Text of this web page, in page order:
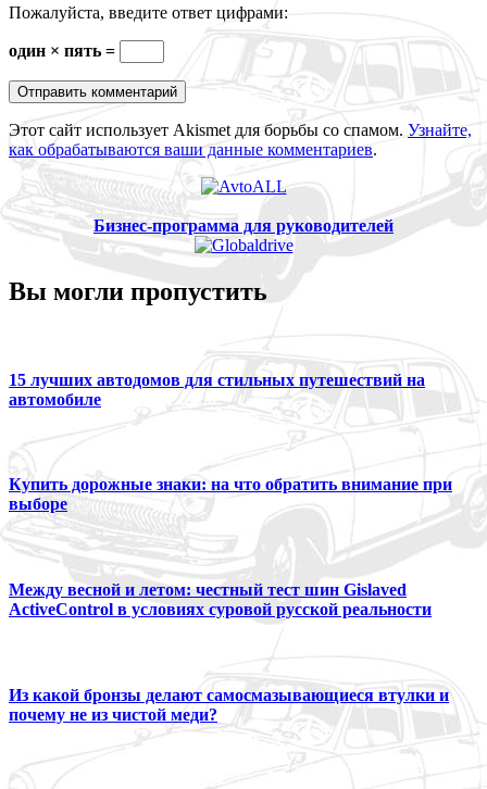
Пожалуйста, введите ответ цифрами:
один × пять =
Этот сайт использует Akismet для борьбы со спамом. Узнайте,
как обрабатываются ваши данные комментариев.
Бизнес-программа для руководителей
Вы могли пропустить
15 лучших автодомов для стильных путешествий на
автомобиле
Купить дорожные знаки: на что обратить внимание при
выборе
Между весной и летом: честный тест шин Gislaved
ActiveControl в условиях суровой русской реальности
Из какой бронзы делают самосмазывающиеся втулки и
почему не из чистой меди?